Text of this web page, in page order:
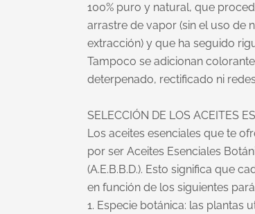
100% puro y natural, que
arrastre de vapor (sin el uso de
extracción) y que ha seguido
Tampoco se adicionan
deterpenado, rectificado ni
SELECCIÓN DE LOS ACEITES
Los aceites esenciales que te
por ser Aceites Esenciales
(A.E.B.B.D.). Esto significa que
en función de los siguientes
1. Especie botánica: las plantas